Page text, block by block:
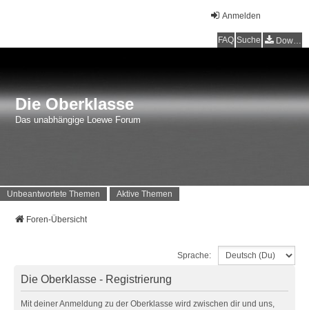
Anmelden
FAQ Suche Downloads
Die Oberklasse
Das unabhängige Loewe Forum
Unbeantwortete Themen Aktive Themen
Foren-Übersicht
Sprache:
Die Oberklasse - Registrierung
Mit deiner Anmeldung zu der Oberklasse wird zwischen dir und uns,